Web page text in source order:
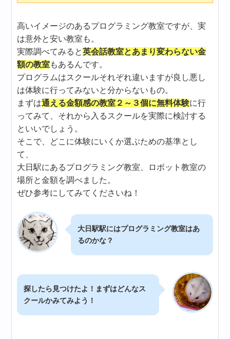
高いイメージのあるプログラミング教室ですが、実
は意外と安い教室も。
実際調べてみると英会話教室とあまり変わらない金
額の教室もあるんです。
プログラムはスクールそれぞれ違いますが良し悪し
は体験に行ってみないと分からないもの。
まずは通える金額感の教室２～３個に無料体験に行
ってみて、それから入るスクールを実際に検討する
といいでしょう。
そこで、どこに体験にいくか選ぶための基準とし
て、
大日駅にあるプログラミング教室、ロボット教室の
場所と金額を調べました。
ぜひ参考にしてみてくださいね！
大日駅駅にはプログラミング教室はあ
るのかな？
探したら見つけたよ！まずはどんなス
クールかみてみよう！